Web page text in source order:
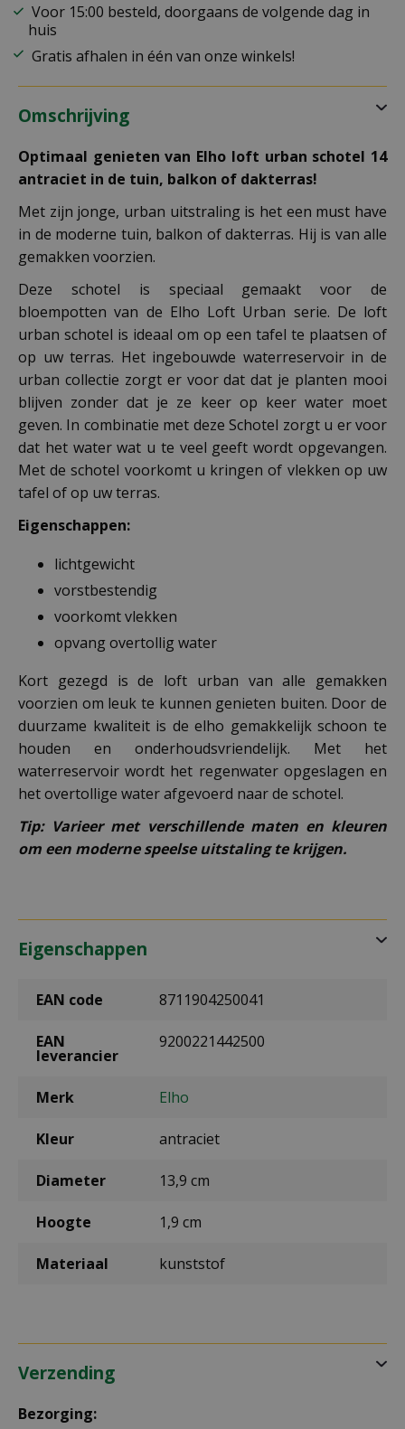
Voor 15:00 besteld, doorgaans de volgende dag in
huis
Gratis afhalen in één van onze winkels!
Omschrijving
Optimaal genieten van Elho loft urban schotel 14
antraciet in de tuin, balkon of dakterras!
Met zijn jonge, urban uitstraling is het een must have
in de moderne tuin, balkon of dakterras. Hij is van alle
gemakken voorzien.
Deze schotel is speciaal gemaakt voor de
bloempotten van de Elho Loft Urban serie. De loft
urban schotel is ideaal om op een tafel te plaatsen of
op uw terras. Het ingebouwde waterreservoir in de
urban collectie zorgt er voor dat dat je planten mooi
blijven zonder dat je ze keer op keer water moet
geven. In combinatie met deze Schotel zorgt u er voor
dat het water wat u te veel geeft wordt opgevangen.
Met de schotel voorkomt u kringen of vlekken op uw
tafel of op uw terras.
Eigenschappen:
lichtgewicht
vorstbestendig
voorkomt vlekken
opvang overtollig water
Kort gezegd is de loft urban van alle gemakken
voorzien om leuk te kunnen genieten buiten. Door de
duurzame kwaliteit is de elho gemakkelijk schoon te
houden en onderhoudsvriendelijk. Met het
waterreservoir wordt het regenwater opgeslagen en
het overtollige water afgevoerd naar de schotel.
Tip: Varieer met verschillende maten en kleuren
om een moderne speelse uitstaling te krijgen.
Eigenschappen
EAN code 8711904250041
EAN
leverancier
9200221442500
Merk Elho
Kleur antraciet
Diameter 13,9 cm
Hoogte 1,9 cm
Materiaal kunststof
Verzending
Bezorging: